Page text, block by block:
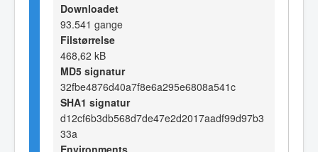
Downloadet
93.541 gange
Filstørrelse
468,62 kB
MD5 signatur
32fbe4876d40a7f8e6a295e6808a541c
SHA1 signatur
d12cf6b3db568d7de47e2d2017aadf99d97b3
33a
Environments